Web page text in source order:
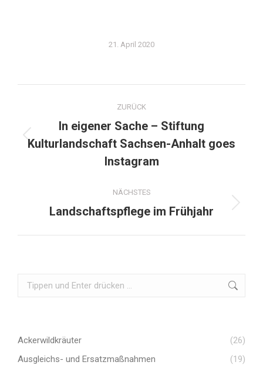
21. April 2020
ZURÜCK
In eigener Sache – Stiftung
Kulturlandschaft Sachsen-Anhalt goes
Instagram
NÄCHSTES
Landschaftspflege im Frühjahr
Ackerwildkräuter
(26)
Ausgleichs- und Ersatzmaßnahmen
(19)